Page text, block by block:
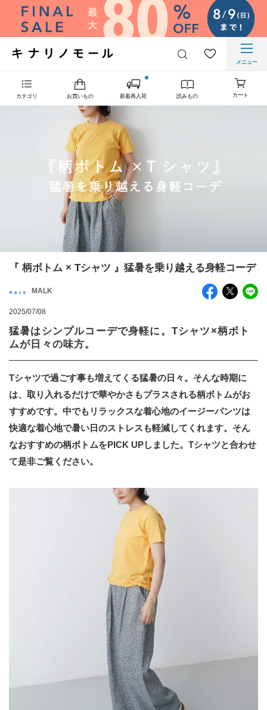
メニュー
カテゴリ お買いもの 新着再入荷 読みもの カート
『 柄ボトム × Tシャツ 』猛暑を乗り越える身軽コーデ
MALK
2025/07/08
猛暑はシンプルコーデで身軽に。Tシャツ×柄ボト
ムが日々の味方。
Tシャツで過ごす事も増えてくる猛暑の日々。そんな時期に
は、取り入れるだけで華やかさもプラスされる柄ボトムがお
すすめです。中でもリラックスな着心地のイージーパンツは
快適な着心地で暑い日のストレスも軽減してくれます。そん
なおすすめの柄ボトムをPICK UPしました。Tシャツと合わせ
て是非ご覧ください。